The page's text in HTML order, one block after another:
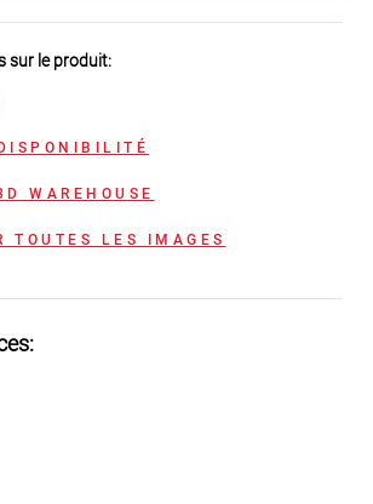
sur le produit:
WAREHOUSE
TOUTES LES IMAGES